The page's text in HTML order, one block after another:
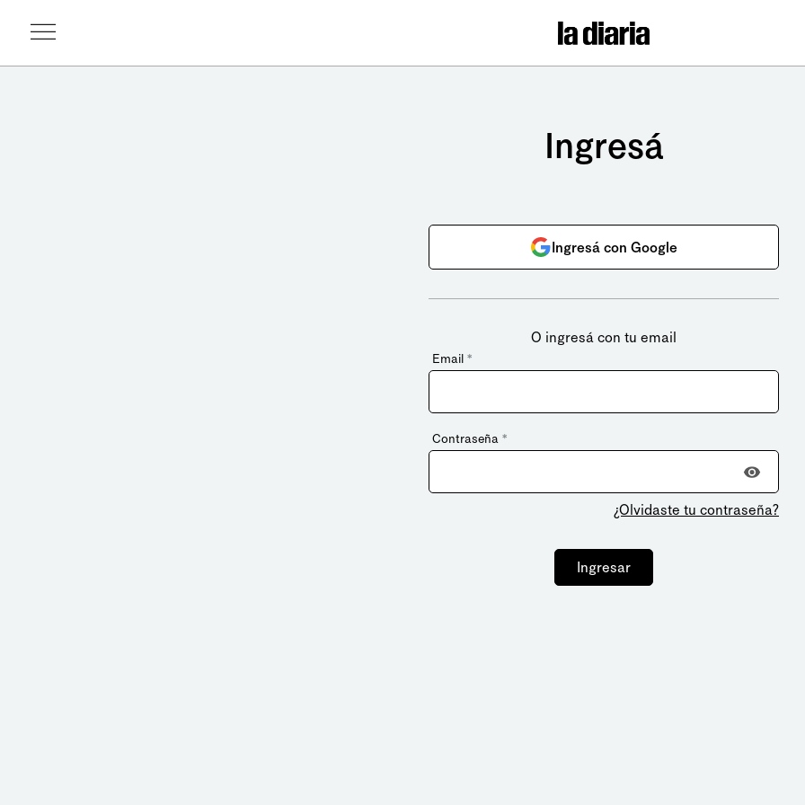
Ingresá
Ingresá con Google
O ingresá con tu email
Email *
Contraseña *
¿Olvidaste tu contraseña?
Ingresar